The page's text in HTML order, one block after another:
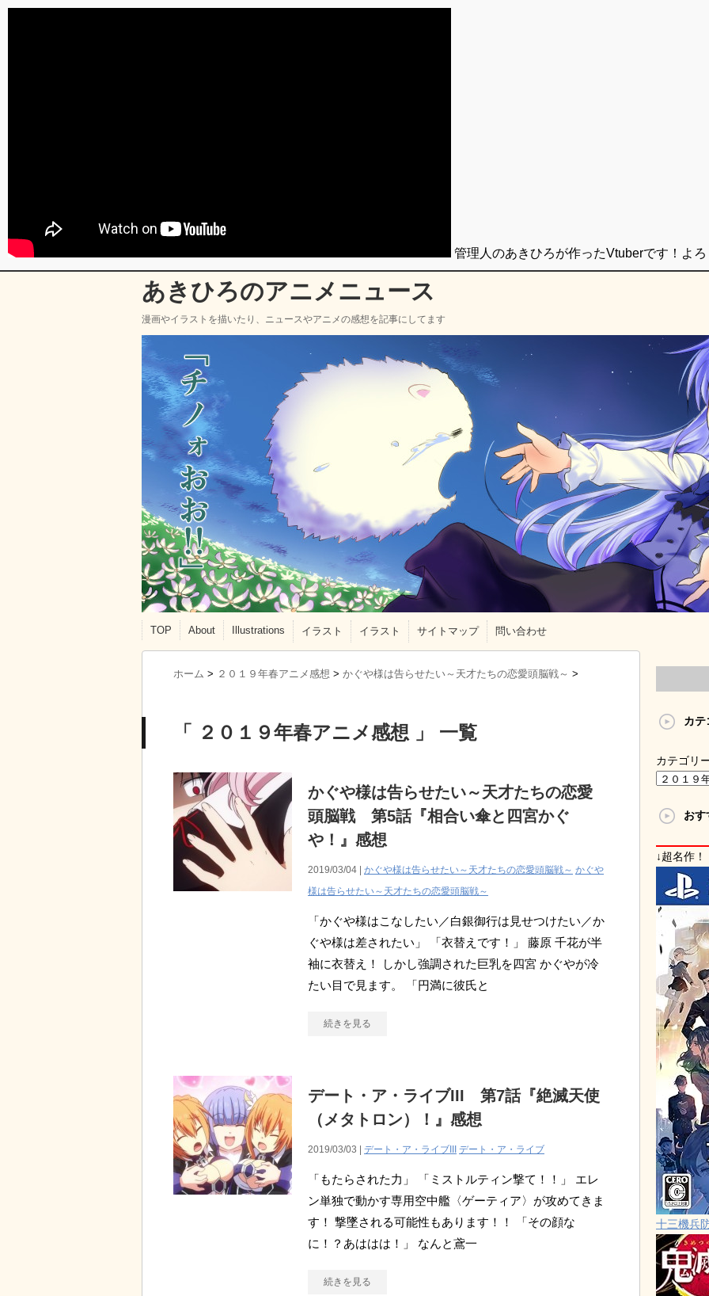
あきひろのアニメニュース
漫画やイラストを描いたり、ニュースやアニメの感想を記事にしてます
TOP About Illustrations イラスト イラスト サイトマップ 問い合わせ
ホーム > ２０１９年春アニメ感想 > かぐや様は告らせたい～天才たちの恋愛頭脳戦～ >
「 ２０１９年春アニメ感想 」 一覧
かぐや様は告らせたい～天才たちの恋愛
頭脳戦 第5話『相合い傘と四宮かぐ
や！』感想
2019/03/04 | かぐや様は告らせたい～天才たちの恋愛頭脳戦～ かぐや
様は告らせたい～天才たちの恋愛頭脳戦～
「かぐや様はこなしたい／白銀御行は見せつけたい／か
ぐや様は差されたい」 「衣替えです！」 藤原 千花が半
袖に衣替え！ しかし強調された巨乳を四宮 かぐやが冷
たい目で見ます。 「円満に彼氏と
続きを見る
デート・ア・ライブIII 第7話『絶滅天使
（メタトロン）！』感想
2019/03/03 | デート・ア・ライブIII デート・ア・ライブ
「もたらされた力」 「ミストルティン撃て！！」 エレ
ン単独で動かす専用空中艦〈ゲーティア〉が攻めてきま
す！ 撃墜される可能性もあります！！ 「その顔な
に！？あははは！」 なんと鳶一
続きを見る
カテ
カテゴリ
お
↓超名作！
十三機兵
管理人のあきひろが作ったVtuberです！よ